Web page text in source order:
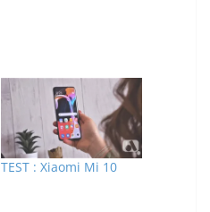
TEST : Xiaomi Mi 10